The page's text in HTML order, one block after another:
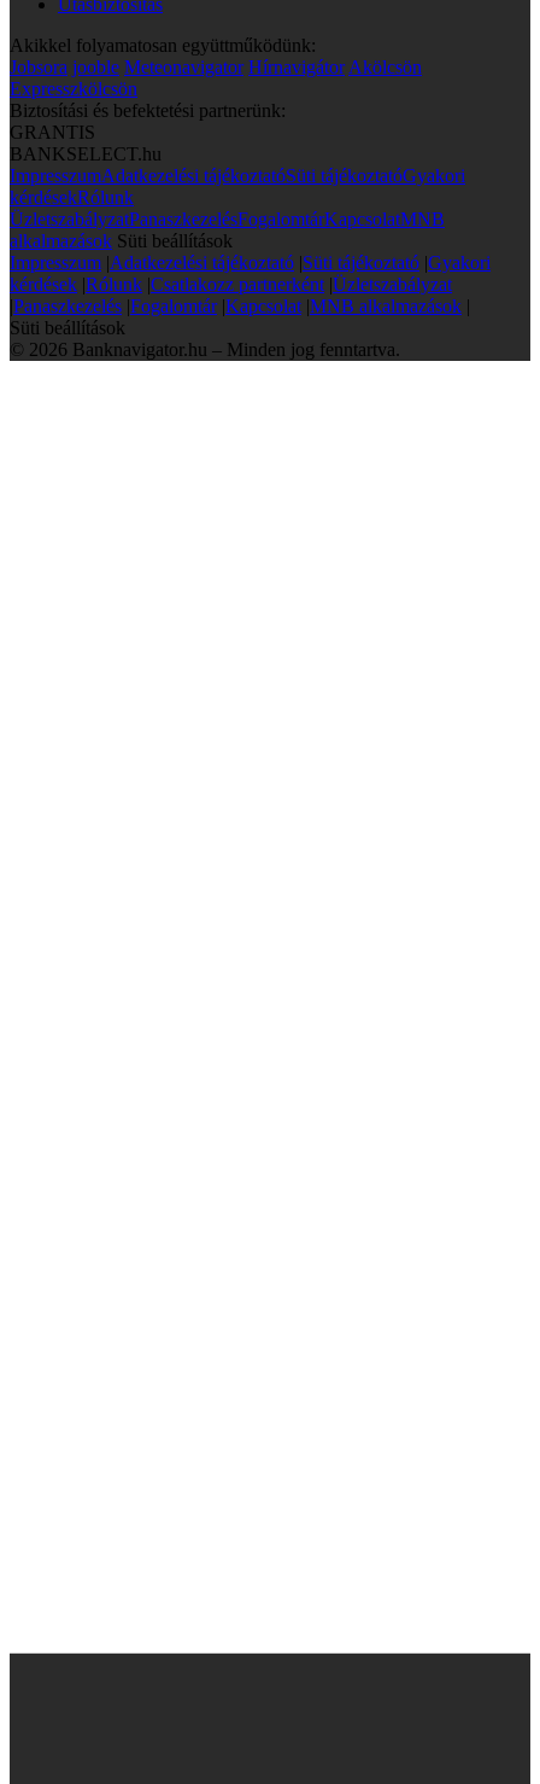
Akikkel folyamatosan együttműködünk:
Jobsora jooble Meteonavigator Hírnavigátor Akölcsön
Expresszkölcsön
Biztosítási és befektetési partnerünk:
GRANTIS
BANKSELECT.hu
ImpresszumAdatkezelési tájékoztatóSüti tájékoztatóGyakori
kérdésekRólunk
ÜzletszabályzatPanaszkezelésFogalomtárKapcsolatMNB
alkalmazások Süti beállítások
Impresszum |Adatkezelési tájékoztató |Süti tájékoztató |Gyakori
kérdések |Rólunk |Csatlakozz partnerként |Üzletszabályzat
|Panaszkezelés |Fogalomtár |Kapcsolat |MNB alkalmazások |
Süti beállítások
© 2026 Banknavigator.hu – Minden jog fenntartva.